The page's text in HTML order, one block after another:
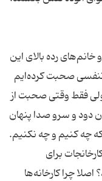
خانم‌های رده بالای این
تنفسی صحبت کرده‌ایم
فقط وقتی صحبت از
دود و سرو صدا پنهان
برای
چرا کارخانه‌ها